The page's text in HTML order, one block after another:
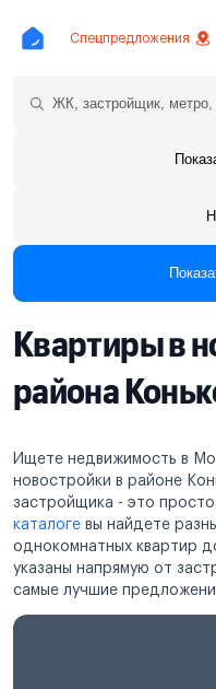
Спецпредложения
Квартиры в
района
Ищете недвижимость в
новостройки в районе
застройщика - это
каталоге вы найдете
однокомнатных квартир
указаны напрямую от
самые лучшие